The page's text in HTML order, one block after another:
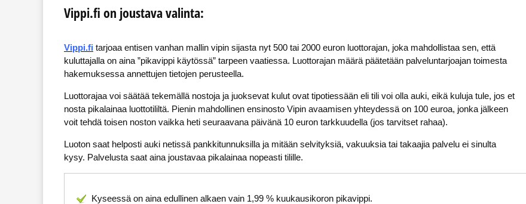
Vippi.fi on joustava valinta:
Vippi.fi tarjoaa entisen vanhan mallin vipin sijasta nyt 500 tai 2000 euron luottorajan, joka mahdollistaa sen, että
kuluttajalla on aina ”pikavippi käytössä” tarpeen vaatiessa. Luottorajan määrä päätetään palveluntarjoajan toimesta
hakemuksessa annettujen tietojen perusteella.
Luottorajaa voi säätää tekemällä nostoja ja juoksevat kulut ovat tipotiessään eli tili voi olla auki, eikä kuluja tule, jos et
nosta pikalainaa luottotililtä. Pienin mahdollinen ensinosto Vipin avaamisen yhteydessä on 100 euroa, jonka jälkeen
voit tehdä toisen noston vaikka heti seuraavana päivänä 10 euron tarkkuudella (jos tarvitset rahaa).
Luoton saat helposti auki netissä pankkitunnuksilla ja mitään selvityksiä, vakuuksia tai takaajia palvelu ei sinulta
kysy. Palvelusta saat aina joustavaa pikalainaa nopeasti tilille.
Kyseessä on aina edullinen alkaen vain 1,99 % kuukausikoron pikavippi.